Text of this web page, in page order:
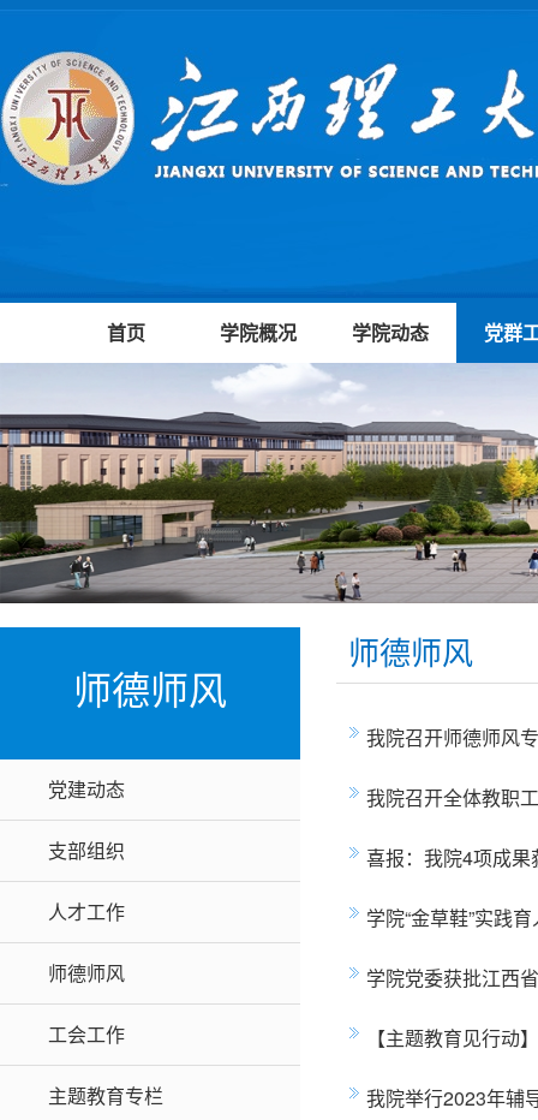
首页 学院概况 学院动态 党群
师德师风
党建动态
支部组织
人才工作
师德师风
工会工作
主题教育专栏
师德师风
我院召开师德师风
我院召开全体教职
喜报：我院4项成
学院“金草鞋”实践
学院党委获批江西
【主题教育见行动
我院举行2023年辅